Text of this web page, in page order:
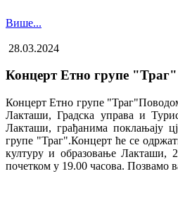
Више...
28.03.2024
Концерт Етно групе "Траг"
Концерт Етно групе
Лакташи, Градска управа и
Лакташи, грађанима поклањају
групе "Траг".Концерт ће се
културу и образовање Лакташи,
почетком у 19.00 часова. Позвамо